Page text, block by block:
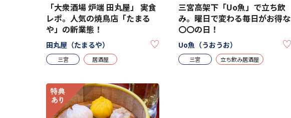
「大衆酒場 炉端 田丸屋」 実食
レポ。人気の焼鳥店「たまる
や」の新業態！
田丸屋（たまるや）
三宮 居酒屋
三宮高架下「Uo魚」で立ち飲
み。曜日で変わる毎日がお得な
〇〇の日！
Uo魚（うおうお）
三宮 立ち飲み居酒屋